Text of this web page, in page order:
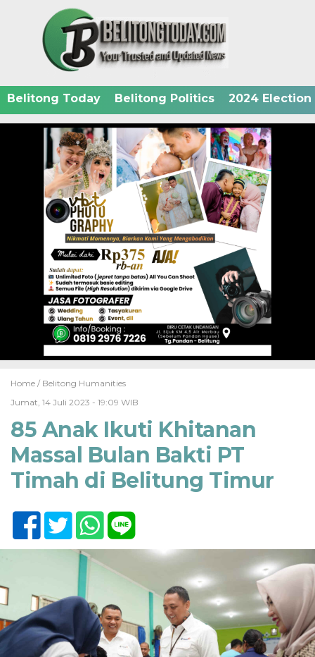
Belitong Today Belitong Politics 2024 Election
Home / Belitong Humanities
Jumat, 14 Juli 2023 - 19:09 WIB
85 Anak Ikuti Khitanan
Massal Bulan Bakti PT
Timah di Belitung Timur